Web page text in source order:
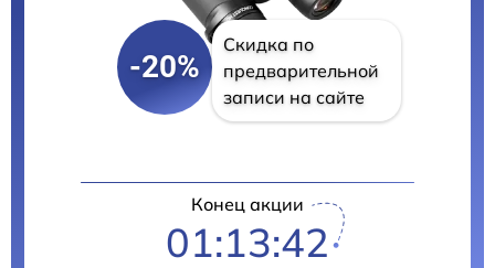
-20%
Скидка по
предварительной
записи на сайте
Конец акции
01:13:41